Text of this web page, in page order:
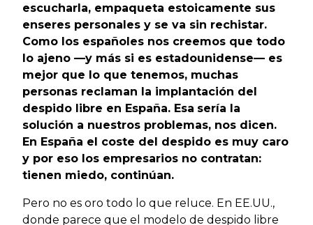
escucharla, empaqueta estoicamente sus
enseres personales y se va sin rechistar.
Como los españoles nos creemos que todo
lo ajeno —y más si es estadounidense— es
mejor que lo que tenemos, muchas
personas reclaman la implantación del
despido libre en España. Esa sería la
solución a nuestros problemas, nos dicen.
En España el coste del despido es muy caro
y por eso los empresarios no contratan:
tienen miedo, continúan.
Pero no es oro todo lo que reluce. En EE.UU.,
donde parece que el modelo de despido libre